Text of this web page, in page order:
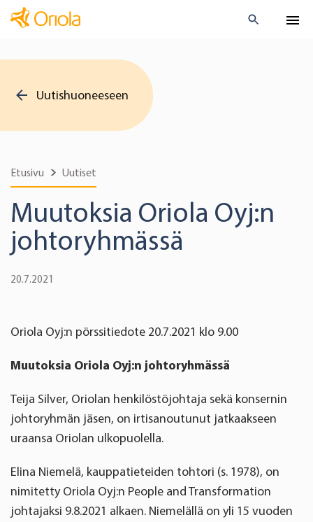
Uutishuoneeseen
Etusivu Uutiset
Muutoksia Oriola Oyj:n
johtoryhmässä
20.7.2021
Oriola Oyj:n pörssitiedote 20.7.2021 klo 9.00
Muutoksia Oriola Oyj:n johtoryhmässä
Teija Silver, Oriolan henkilöstöjohtaja sekä konsernin
johtoryhmän jäsen, on irtisanoutunut jatkaakseen
uraansa Oriolan ulkopuolella.
Elina Niemelä, kauppatieteiden tohtori (s. 1978), on
nimitetty Oriola Oyj:n People and Transformation
johtajaksi 9.8.2021 alkaen. Niemelällä on yli 15 vuoden